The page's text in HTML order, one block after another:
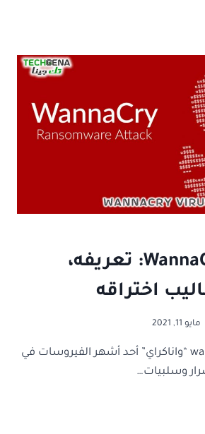
فيروس WannaCry: تعريفه،
اختراقه
مايو 11, 2021
يعد فيروس wannacry “واناكراي” أحد أشهر الفيروسات في
وسلبيات…